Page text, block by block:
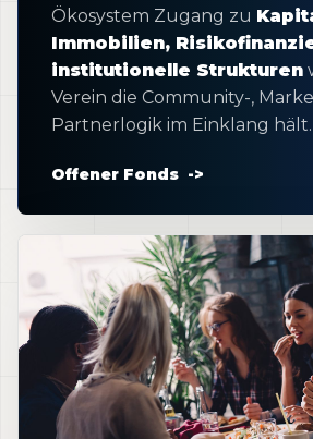
Ökosystem Zugang zu
Immobilien,
institutionelle Strukturen
Verein die Community-,
Partnerlogik im Einklang hält.
Offener Fonds